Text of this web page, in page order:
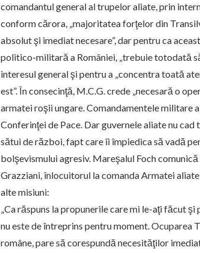
comandantul general al trupelor aliate, prin
conform cărora, „majoritatea forţelor din
absolut şi imediat necesare”, dar pentru ca
politico-militară a României, „trebuie totodată
interesul general şi pentru a „concentra toată
est”. În consecinţă, M.C.G. crede „necesară o
armatei roşii ungare. Comandamentele militare
Conferinţei de Pace. Dar guvernele aliate nu
sătui de război, fapt care îi împiedica să vadă
bolşevismului agresiv. Mareşalul Foch
Grazziani, înlocuitorul la comanda Armatei
alte misiuni:
„Ca răspuns la propunerile care mi le-aţi făcut
nu este de întreprins pentru moment. Ocuparea
române, pare să corespundă necesităţilor